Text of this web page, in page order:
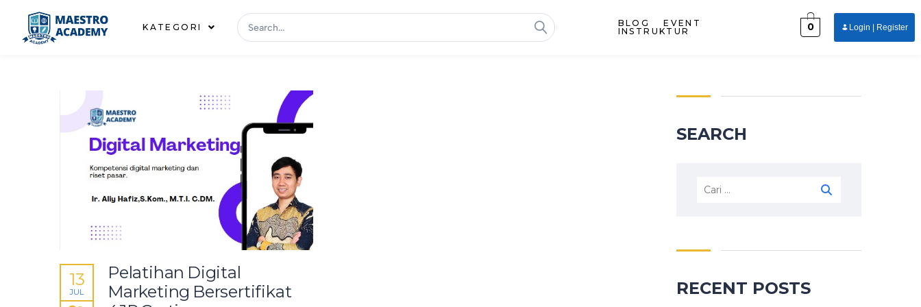
KATEGORI BLOG
EVENT
INSTRUKTUR
0 Login | Register
Pelatihan Digital
Marketing Bersertifikat
13
JUL
SEARCH
RECENT POSTS